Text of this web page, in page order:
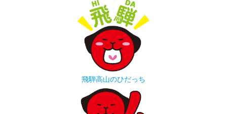
飛騨高山のひだっち